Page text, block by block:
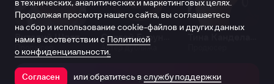
Виталий Шляппо
Продюсер Актёр дубляжа
Открыть в приложении
в технических, аналитических и маркетинговых целях.
Продолжая просмотр нашего сайта, вы соглашаетесь
на сбор и использование cookie-файлов и других данных
нами в соответствии с Политикой
о конфиденциальности.
Согласен или обратитесь в службу поддержки